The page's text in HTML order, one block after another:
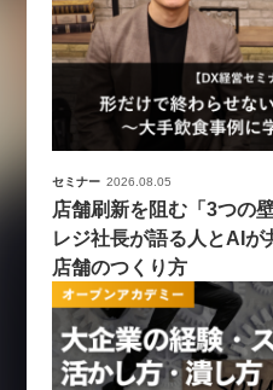
セミナー 2026.08.05
店舗刷新を阻む「3つの
レジ社長が語る人とAIが
店舗のつくり方